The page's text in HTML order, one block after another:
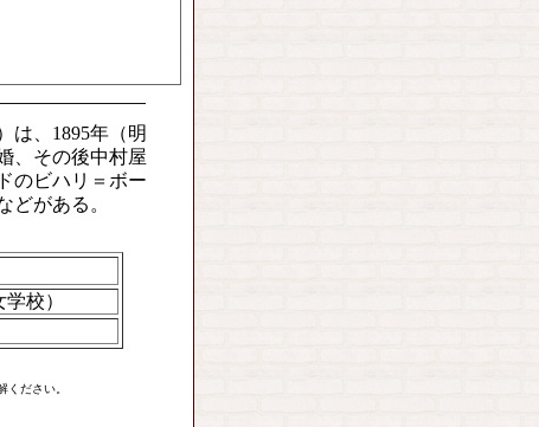
は、1895年（明
、その後中村屋
のビハリ＝ボー
どがある。
校）
ださい。